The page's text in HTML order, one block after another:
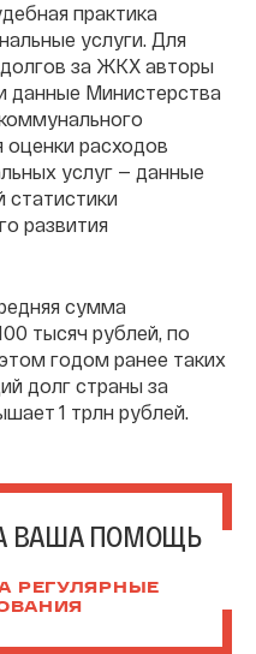
практика
услуги. Для
за ЖКХ авторы
данные Министерства
оценки расходов
услуг — данные
развития
сумма
тысяч рублей, по
годом ранее таких
долг страны за
1 трлн рублей.
ВАША ПОМОЩЬ
РЕГУЛЯРНЫЕ